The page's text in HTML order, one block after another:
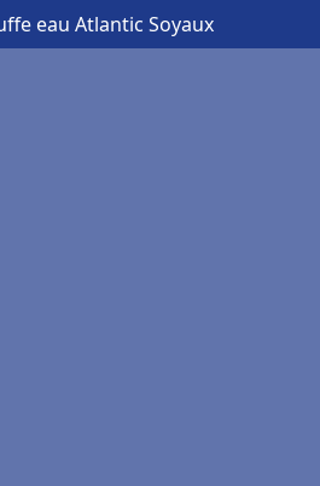
eau Atlantic Soyaux